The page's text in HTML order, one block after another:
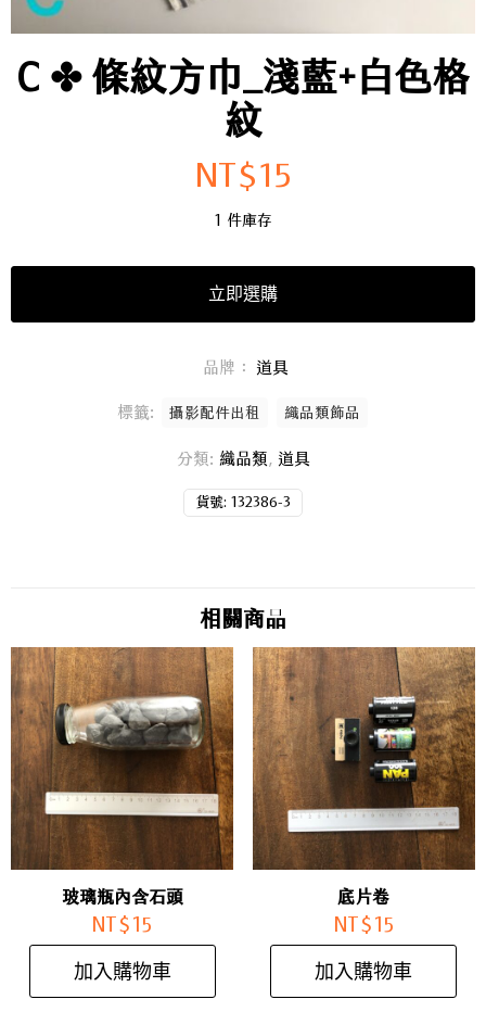
C ✤ 條紋方巾_淺藍+白色格
紋
NT$15
1 件庫存
立即選購
貨號: 132386-3
分類: 織品類 , 道具
標籤: 攝影配件出租 織品類飾品
品牌： 道具
相關商品
玻璃瓶內含石頭
NT$ 15
加入購物車
底片卷
NT$ 15
加入購物車